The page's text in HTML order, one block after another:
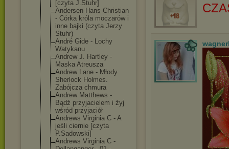
[czyta J.Stuhr]
Andersen Hans Christian
- Córka króla moczarów i
inne bajki (czyta Jerzy
Stuhr)
André Gide - Lochy
Watykanu
Andrew J. Hartley -
Maska Atreusza
Andrew Lane - Młody
Sherlock Holmes.
Zabójcza chmura
Andrew Matthews -
Bądź przyjacielem i żyj
wśród przyjaciół
Andrews Virginia C - A
jeśli ciernie [czyta
P.Sadowski]
Andrews Virginia C -